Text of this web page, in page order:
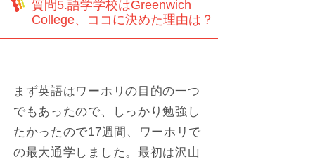
質問5.語学学校はGreenwich
College、ココに決めた理由は？
まず英語はワーホリの目的の一つ
でもあったので、しっかり勉強し
たかったので17週間、ワーホリで
の最大通学しました。最初は沢山